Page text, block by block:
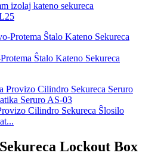
izolaj kateno sekureca
Ŝtalo Kateno Sekureca
Cilindro Sekureca Ŝlosilo
Lockout Box